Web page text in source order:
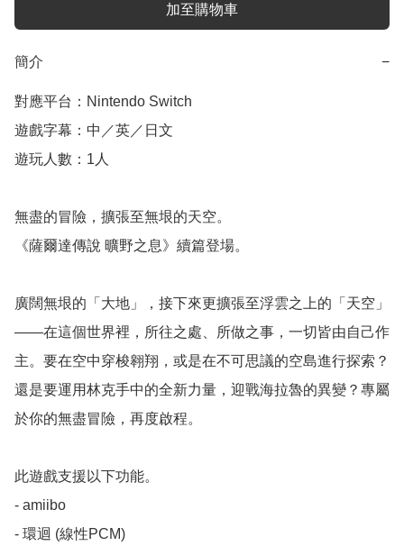
加至購物車
簡介 −
對應平台：Nintendo Switch
遊戲字幕：中／英／日文
遊玩人數：1人
無盡的冒險，擴張至無垠的天空。
《薩爾達傳說 曠野之息》續篇登場。
廣闊無垠的「大地」，接下來更擴張至浮雲之上的「天空」
——在這個世界裡，所往之處、所做之事，一切皆由自己作
主。要在空中穿梭翱翔，或是在不可思議的空島進行探索？
還是要運用林克手中的全新力量，迎戰海拉魯的異變？專屬
於你的無盡冒險，再度啟程。
此遊戲支援以下功能。
- amiibo
- 環迴 (線性PCM)